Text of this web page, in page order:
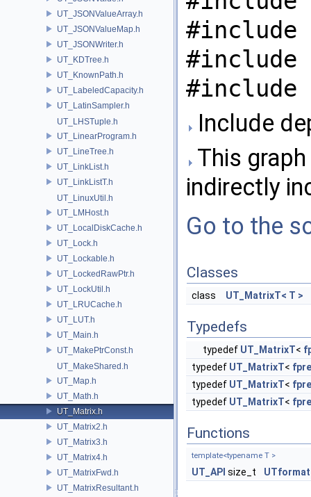
UT_JSONValueArray.h
UT_JSONValueMap.h
UT_JSONWriter.h
UT_KDTree.h
UT_KnownPath.h
UT_LabeledCapacity.h
UT_LatinSampler.h
UT_LHSTuple.h
UT_LinearProgram.h
UT_LineTree.h
UT_LinkList.h
UT_LinkListT.h
UT_LinuxUtil.h
UT_LMHost.h
UT_LocalDiskCache.h
UT_Lock.h
UT_Lockable.h
UT_LockedRawPtr.h
UT_LockUtil.h
UT_LRUCache.h
UT_LUT.h
UT_Main.h
UT_MakePtrConst.h
UT_MakeShared.h
UT_Map.h
UT_Math.h
UT_Matrix.h
UT_Matrix2.h
UT_Matrix3.h
UT_Matrix4.h
UT_MatrixFwd.h
UT_MatrixResultant.h
#include
#include
Include
This
indirectly
Go to the
Classes
class UT_MatrixT< T >
Typedefs
typedef UT_MatrixT<
typedef UT_MatrixT<
typedef UT_MatrixT<
typedef UT_MatrixT<
Functions
template<typename T >
UT_API size_t